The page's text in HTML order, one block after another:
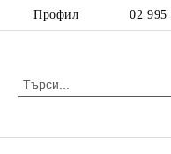
Профил 02 995